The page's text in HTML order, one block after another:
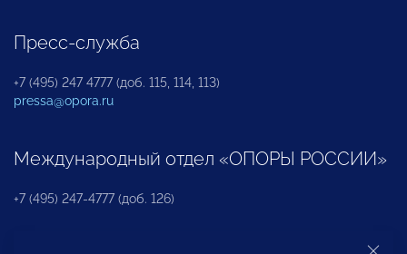
Пресс-служба
+7 (495) 247 4777 (доб. 115, 114, 113)
pressa@opora.ru
Международный отдел «ОПОРЫ РОССИИ»
+7 (495) 247-4777 (доб. 126)